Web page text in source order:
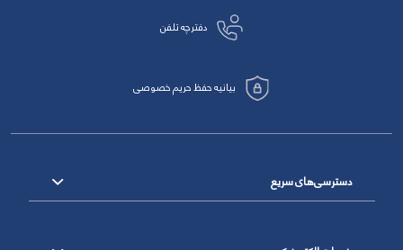
دفترچه تلفن
بیانیه حفظ حریم خصوصی
دسترسی‌های سریع